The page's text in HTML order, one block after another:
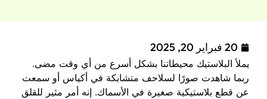
20 فبراير 20, 2025
يملأ البلاستيك محيطاتنا بشكل أسرع من أي وقت مضى.
ربما شاهدت صورًا لسلاحف متشابكة في أكياس أو سمعت
عن قطع بلاستيكية صغيرة في الأسماك. إنه أمر مثير للقلق